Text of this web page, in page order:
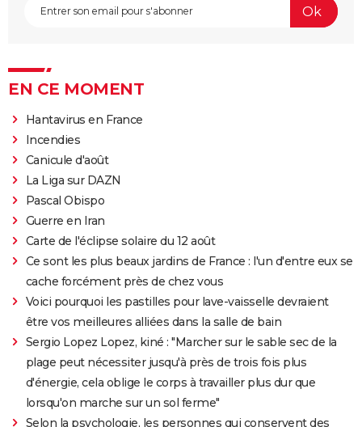
EN CE MOMENT
Hantavirus en France
Incendies
Canicule d'août
La Liga sur DAZN
Pascal Obispo
Guerre en Iran
Carte de l'éclipse solaire du 12 août
Ce sont les plus beaux jardins de France : l'un d'entre eux se
cache forcément près de chez vous
Voici pourquoi les pastilles pour lave-vaisselle devraient
être vos meilleures alliées dans la salle de bain
Sergio Lopez Lopez, kiné : "Marcher sur le sable sec de la
plage peut nécessiter jusqu'à près de trois fois plus
d'énergie, cela oblige le corps à travailler plus dur que
lorsqu'on marche sur un sol ferme"
Selon la psychologie, les personnes qui conservent des